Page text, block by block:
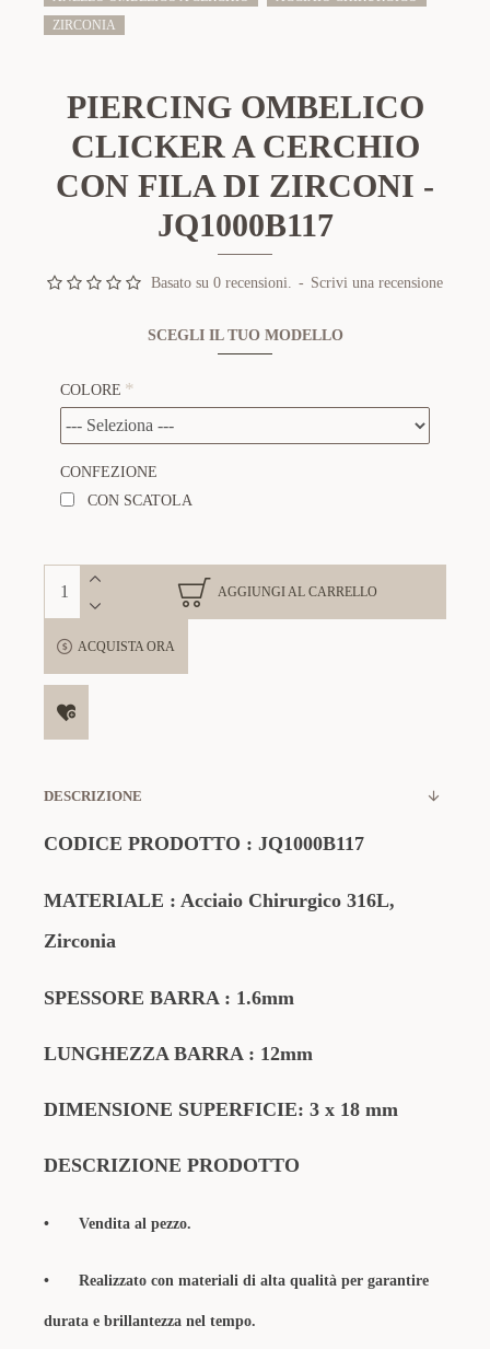
ZIRCONIA
PIERCING OMBELICO
CLICKER A CERCHIO
CON FILA DI ZIRCONI -
JQ1000B117
Basato su 0 recensioni. - Scrivi una recensione
SCEGLI IL TUO MODELLO
COLORE
CONFEZIONE
CON SCATOLA
AGGIUNGI AL CARRELLO
ACQUISTA ORA
DESCRIZIONE
CODICE PRODOTTO : JQ1000B117
MATERIALE : Acciaio Chirurgico 316L,
Zirconia
SPESSORE BARRA : 1.6mm
LUNGHEZZA BARRA : 12mm
DIMENSIONE SUPERFICIE: 3 x 18 mm
DESCRIZIONE PRODOTTO
• Vendita al pezzo.
• Realizzato con materiali di alta qualità per garantire
durata e brillantezza nel tempo.